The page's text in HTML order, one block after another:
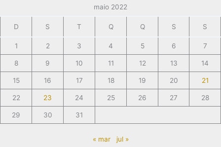
maio 2022
D S T Q Q S S
1 2 3 4 5 6 7
8 9 10 11 12 13 14
15 16 17 18 19 20 21
22 23 24 25 26 27 28
29 30 31
« mar jul »